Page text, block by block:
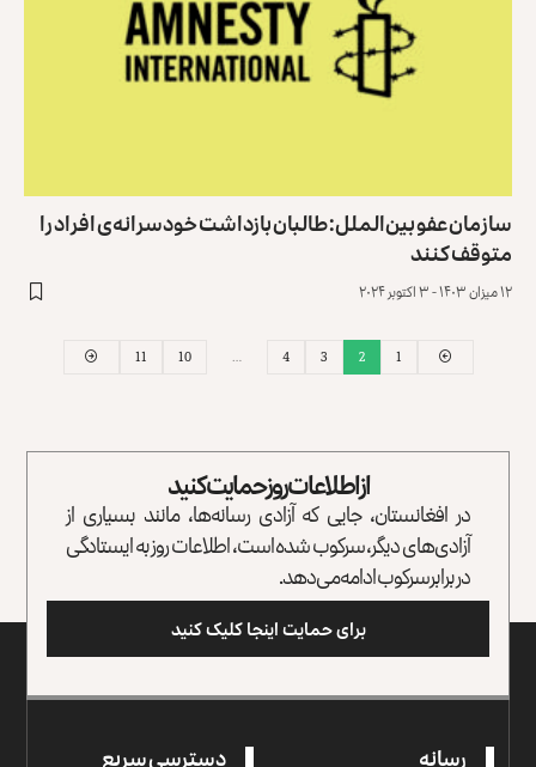
سازمان عفو بین‌الملل: طالبان بازداشت خودسرانه‌ی افراد را
متوقف کنند
۱۲ میزان ۱۴۰۳ - ۳ اکتوبر ۲۰۲۴
1
2
3
4
…
10
11
از اطلاعات روز حمایت کنید
در افغانستان، جایی که آزادی رسانه‌ها، مانند بسیاری از
آزادی‌های دیگر، سرکوب شده است، اطلاعات روز به ایستادگی
در برابر سرکوب ادامه می‌دهد.
برای حمایت اینجا کلیک کنید
رسانه دسترسی سریع